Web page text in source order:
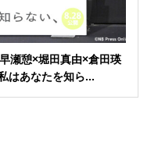
瀬憩×堀田真由×倉田瑛
はあなたを知ら...